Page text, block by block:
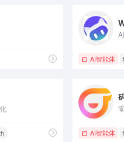
AI智能体
AI智能体